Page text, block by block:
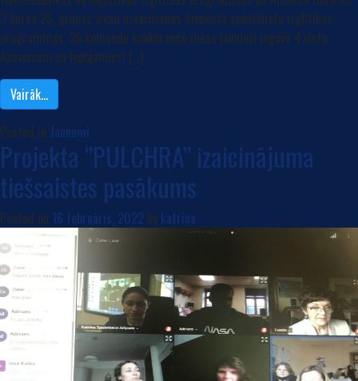
3 kursa 25. grupas viesu uzņemšanas dienesta speciālistu izglītības
programmas. 36 komandu konkurencē mūsu jaunieši ieguva 4.vietu.
Apsveicam un lepojamies! […]
Vairāk…
Posted in Jaunumi
Projekta ‘’PULCHRA’’ izaicinājuma
tiešsaistes pasākums
Posted on 16 februāris, 2022 by katrina